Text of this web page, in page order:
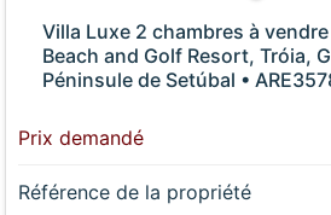
Villa Luxe 2 chambres à
Beach and Golf Resort, Tróia,
Péninsule de Setúbal •
Prix demandé
Référence de la propriété